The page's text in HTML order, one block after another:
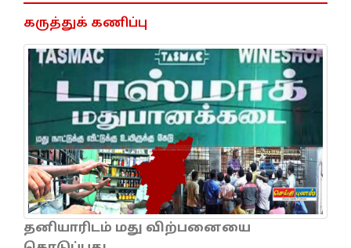
கருத்துக் கணிப்பு
தனியாரிடம் மது விற்பனையை